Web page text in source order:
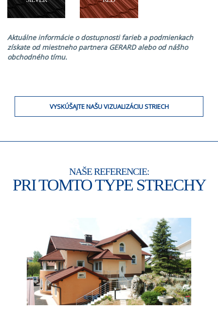
Aktuálne informácie o dostupnosti farieb a podmienkach
získate od miestneho partnera GERARD alebo od nášho
obchodného tímu.
VYSKÚŠAJTE NAŠU VIZUALIZÁCIU STRIECH
NAŠE REFERENCIE:
PRI TOMTO TYPE STRECHY